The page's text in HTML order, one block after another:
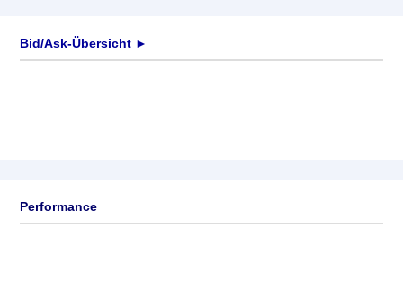
Bid/Ask-Übersicht ►
Performance